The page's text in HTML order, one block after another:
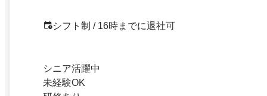
シフト制 / 16時までに退社可
シニア活躍中
未経験OK